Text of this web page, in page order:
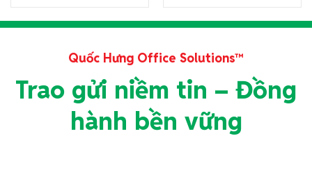
Quốc Hưng Office Solutions™
Trao gửi niềm tin – Đồng
hành bền vững